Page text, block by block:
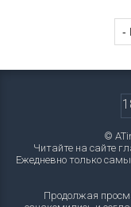
©
Читайте на сайте
Ежедневно только
Продолжая